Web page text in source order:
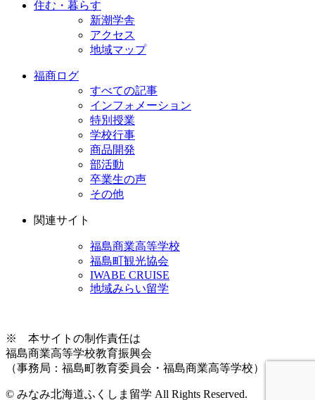
住む・暮らす
新潮学舎
アクセス
地域マップ
福商ログ
すべての記事
インフォメーション
特別授業
学校行事
商品開発
部活動
卒業生の声
その他
関連サイト
福島商業高等学校
福島町観光協会
IWABE CRUISE
地域みらい留学
※ 本サイトの制作責任は
福島商業高等学校教育振興会
（事務局：福島町教育委員会・福島商業高等学校）
© みなみ北海道ふくしま留学 All Rights Reserved.